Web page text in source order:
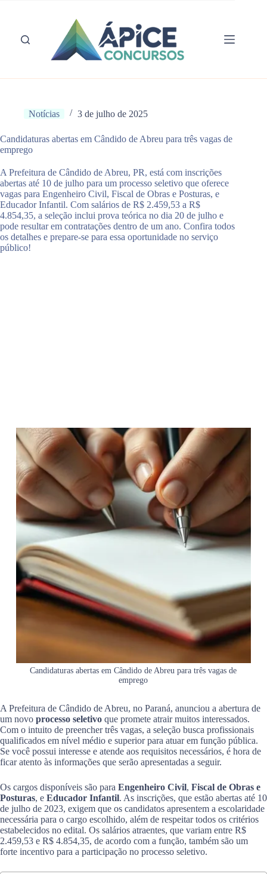
conteúdo
Notícias 3 de julho de 2025
Candidaturas abertas em Cândido de Abreu para três vagas de
emprego
A Prefeitura de Cândido de Abreu, PR, está com inscrições
abertas até 10 de julho para um processo seletivo que oferece
vagas para Engenheiro Civil, Fiscal de Obras e Posturas, e
Educador Infantil. Com salários de R$ 2.459,53 a R$
4.854,35, a seleção inclui prova teórica no dia 20 de julho e
pode resultar em contratações dentro de um ano. Confira todos
os detalhes e prepare-se para essa oportunidade no serviço
público!
Candidaturas abertas em Cândido de Abreu para três vagas de
emprego
A Prefeitura de Cândido de Abreu, no Paraná, anunciou a abertura de
um novo processo seletivo que promete atrair muitos interessados.
Com o intuito de preencher três vagas, a seleção busca profissionais
qualificados em nível médio e superior para atuar em função pública.
Se você possui interesse e atende aos requisitos necessários, é hora de
ficar atento às informações que serão apresentadas a seguir.
Os cargos disponíveis são para Engenheiro Civil, Fiscal de Obras e
Posturas, e Educador Infantil. As inscrições, que estão abertas até 10
de julho de 2023, exigem que os candidatos apresentem a escolaridade
necessária para o cargo escolhido, além de respeitar todos os critérios
estabelecidos no edital. Os salários atraentes, que variam entre R$
2.459,53 e R$ 4.854,35, de acordo com a função, também são um
forte incentivo para a participação no processo seletivo.